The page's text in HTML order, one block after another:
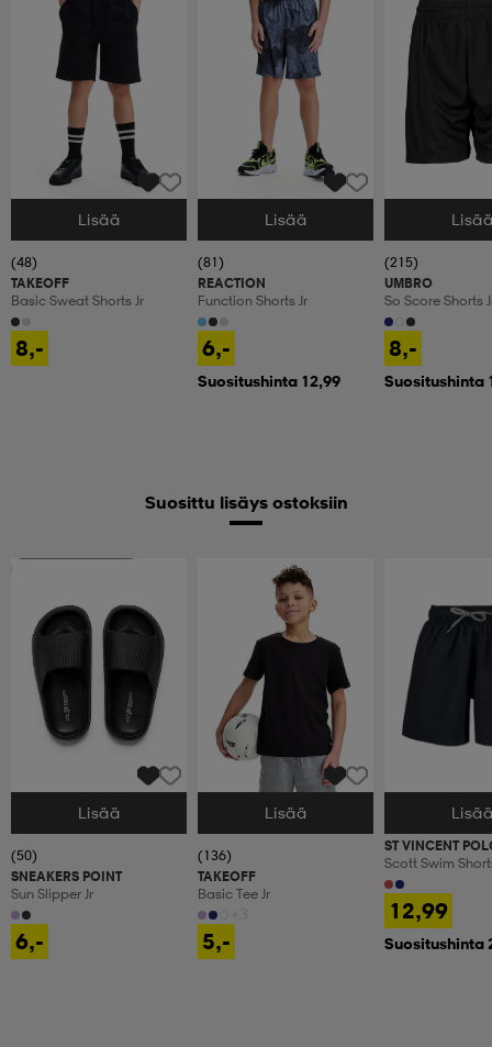
Valitse Koko
Lisää
(48)
TAKEOFF
Basic Sweat Shorts Jr
8,-
Valitse Koko
Lisää
(81)
REACTION
Function Shorts Jr
6,-
Suositushinta 12,99
Valitse Koko
(215)
UMBRO
So Score Shorts
8,-
Suositushinta
Suosittu lisäys ostoksiin
Valitse Koko
Lisää
(50)
SNEAKERS POINT
Sun Slipper Jr
6,-
Valitse Koko
Lisää
(136)
TAKEOFF
Basic Tee Jr
5,-
Valitse Koko
ST VINCENT
Scott Swim
12,99
Suositushinta